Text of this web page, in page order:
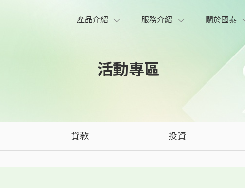
產品介紹 服務介紹 關於國泰
活動專區
貸款 投資